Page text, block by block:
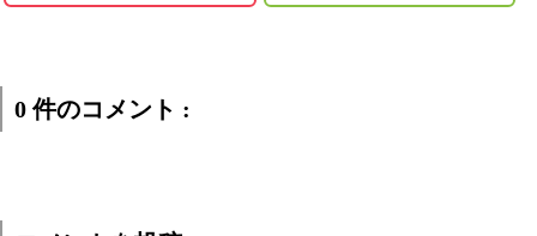
0 件のコメント :